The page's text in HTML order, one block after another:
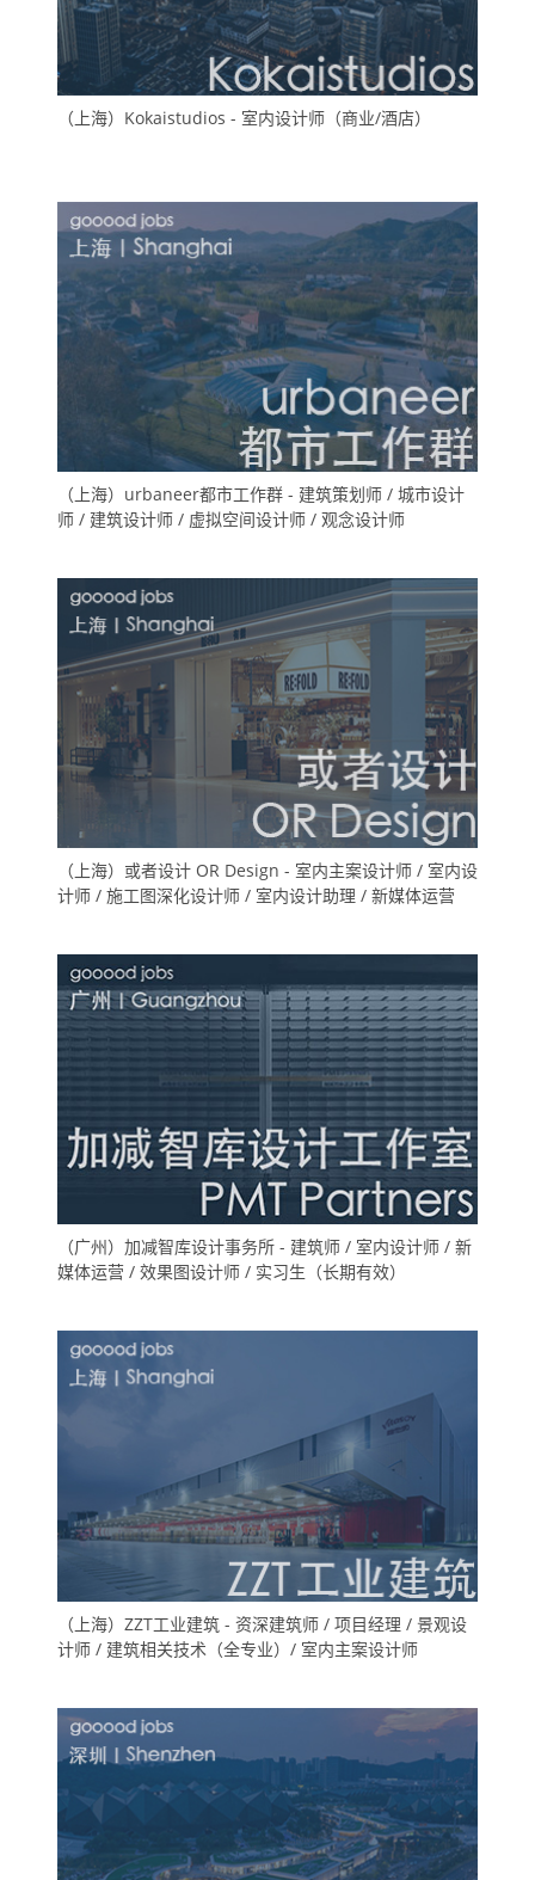
（上海）Kokaistudios - 室内设计师（商业/酒店）
（上海）urbaneer都市工作群 - 建筑策划师 / 城市设计
师 / 建筑设计师 / 虚拟空间设计师 / 观念设计师
（上海）或者设计 OR Design - 室内主案设计师 / 室内设
计师 / 施工图深化设计师 / 室内设计助理 / 新媒体运营
（广州）加减智库设计事务所 - 建筑师 / 室内设计师 / 新
媒体运营 / 效果图设计师 / 实习生（长期有效）
（上海）ZZT工业建筑 - 资深建筑师 / 项目经理 / 景观设
计师 / 建筑相关技术（全专业）/ 室内主案设计师